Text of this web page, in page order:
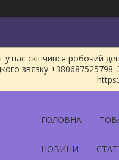
нас скінчився робочий
звязку
ГОЛОВНА
НОВИНИ